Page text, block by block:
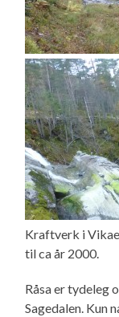
Kraftverk i
til ca år 2000.
Råsa er tydeleg
Sagedalen. Kun